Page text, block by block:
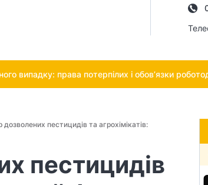
випадку: права потерпілих і обов’язки
дозволених пестицидів та агрохімікатів:
пестицидів